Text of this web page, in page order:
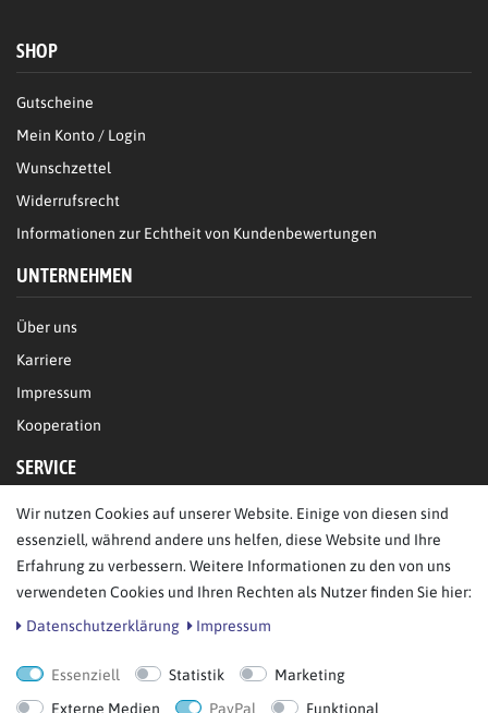
SHOP
Gutscheine
Mein Konto / Login
Wunschzettel
Widerrufsrecht
Informationen zur Echtheit von Kundenbewertungen
UNTERNEHMEN
Über uns
Karriere
Impressum
Kooperation
SERVICE
FAQ/Hilfe
Datenschutz
AGB
Bestellung widerrufen
Wir nutzen Cookies auf unserer Website. Einige von diesen sind
essenziell, während andere uns helfen, diese Website und Ihre
Erfahrung zu verbessern. Weitere Informationen zu den von uns
verwendeten Cookies und Ihren Rechten als Nutzer finden Sie hier:
Daten­schutz­erklärung
Impressum
Essenziell Statistik
Marketing
Externe Medien
PayPal Funktional